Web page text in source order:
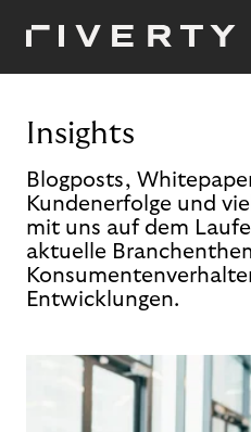
Insights
Blogposts,
Kundenerfolge und
mit uns auf dem
aktuelle
Entwicklungen.